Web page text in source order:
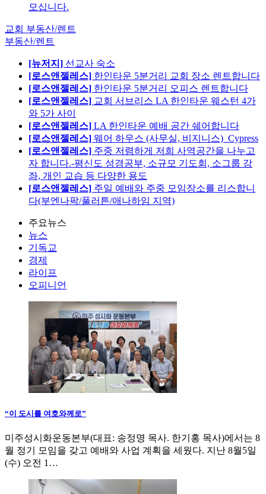
모십니다.
교회 부동산/렌트
부동산/렌트
[뉴저지] 선교사 숙소
[로스앤젤레스] 한인타운 5분거리 교회 장소 렌트합니다
[로스앤젤레스] 한인타운 5분거리 오피스 렌트합니다
[로스앤젤레스] 교회 서브리스 LA 한인타운 웨스턴 4가
와 5가 사이
[로스앤젤레스] LA 한인타운 예배 공간 쉐어합니다
[로스앤젤레스] 웨어 하우스 (사무실, 비지니스)_Cypress
[로스앤젤레스] 주중 저렴하게 저희 사역공간을 나누고
자 합니다.-평신도 성경공부, 소규모 기도회, 소그룹 강
좌, 개인 교습 등 다양한 용도
[로스앤젤레스] 주일 예배와 주중 모임장소를 리스합니
다(부엔나팍/풀러튼/애나하임 지역)
주요뉴스
뉴스
기독교
경제
라이프
오피니언
“이 도시를 여호와께로”
미주성시화운동본부(대표: 송정명 목사. 한기홍 목사)에서는 8
월 정기 모임을 갖고 예배와 사업 계획을 세웠다. 지난 8월5일
(수) 오전 1…